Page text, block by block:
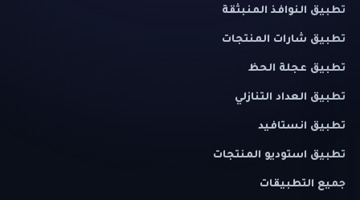
تطبيق النوافذ المنبثقة
تطبيق شارات المنتجات
تطبيق عجلة الحظ
تطبيق العداد التنازلي
تطبيق انستافيد
تطبيق استوديو المنتجات
جميع التطبيقات